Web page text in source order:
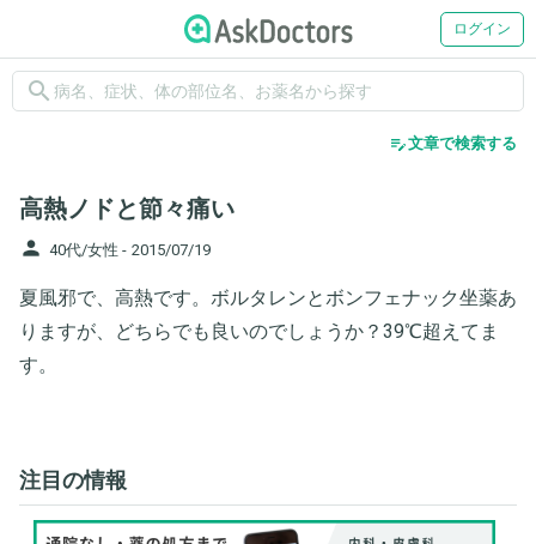
ログイン
search
edit_note文章で検索する
高熱ノドと節々痛い
person 40代/女性 - 2015/07/19
夏風邪で、高熱です。ボルタレンとボンフェナック坐薬あ
りますが、どちらでも良いのでしょうか？39℃超えてま
す。
注目の情報